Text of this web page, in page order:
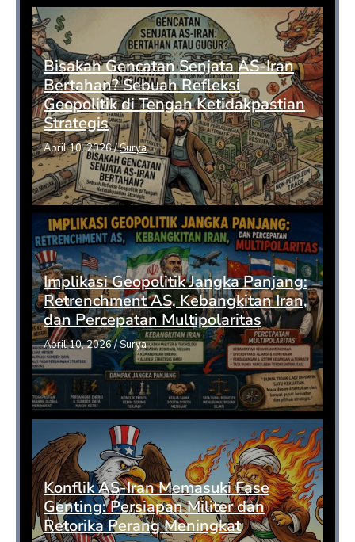
Bisakah Gencatan Senjata AS-Iran
Bertahan? Sebuah Refleksi
Geopolitik di Tengah Ketidakpastian
Strategis
April 10, 2026/Surya
Implikasi Geopolitik Jangka Panjang:
Retrenchment AS, Kebangkitan Iran,
dan Percepatan Multipolaritas
April 10, 2026/Surya
Konflik AS-Iran Memasuki Fase
Genting: Persiapan Militer dan
Retorika Perang Meningkat